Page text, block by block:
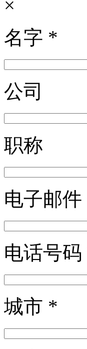
×
名字 *
公司
职称
电子邮件
电话号码
城市 *